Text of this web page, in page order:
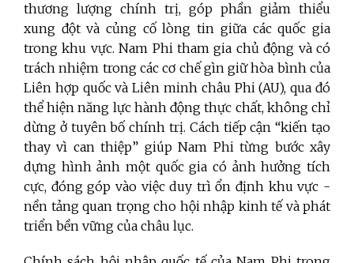
thương lượng chính trị, góp phần giảm thiểu
xung đột và củng cố lòng tin giữa các quốc gia
trong khu vực. Nam Phi tham gia chủ động và có
trách nhiệm trong các cơ chế gìn giữ hòa bình của
Liên hợp quốc và Liên minh châu Phi (AU), qua đó
thể hiện năng lực hành động thực chất, không chỉ
dừng ở tuyên bố chính trị. Cách tiếp cận “kiến tạo
thay vì can thiệp” giúp Nam Phi từng bước xây
dựng hình ảnh một quốc gia có ảnh hưởng tích
cực, đóng góp vào việc duy trì ổn định khu vực -
nền tảng quan trọng cho hội nhập kinh tế và phát
triển bền vững của châu lục.